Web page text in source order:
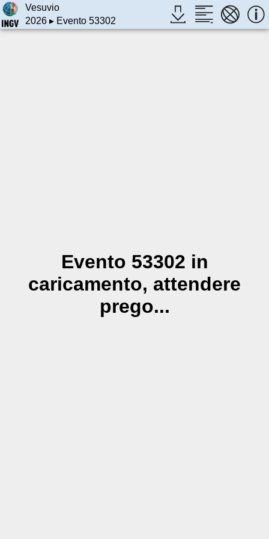
Vesuvio
2026▸ Evento 53302
Evento 53302 in
caricamento, attendere
prego...